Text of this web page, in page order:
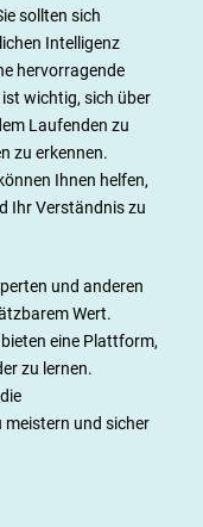
sollten sich
Intelligenz
hervorragende
wichtig, sich über
Laufenden zu
zu erkennen.
Ihnen helfen,
Ihr Verständnis zu
und anderen
Wert.
eine Plattform,
zu lernen.
und sicher